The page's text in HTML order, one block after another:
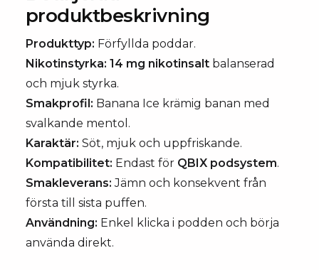
produktbeskrivning
Produkttyp: Förfyllda poddar.
Nikotinstyrka: 14 mg nikotinsalt balanserad
och mjuk styrka.
Smakprofil: Banana Ice krämig banan med
svalkande mentol.
Karaktär: Söt, mjuk och uppfriskande.
Kompatibilitet: Endast för QBIX podsystem.
Smakleverans: Jämn och konsekvent från
första till sista puffen.
Användning: Enkel klicka i podden och börja
använda direkt.